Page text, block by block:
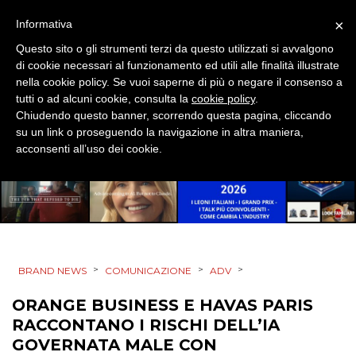
MOBILE
PROMOZIONI
PRODOTTI
PUNTI VENDITA
CSR
CINEMA
BRAND NEWS > COMUNICAZIONE > ADV >
ORANGE BUSINESS E HAVAS PARIS
RACCONTANO I RISCHI DELL’IA
GOVERNATA MALE CON
×
Informativa
Questo sito o gli strumenti terzi da questo utilizzati si avvalgono
di cookie necessari al funzionamento ed utili alle finalità illustrate
nella cookie policy. Se vuoi saperne di più o negare il consenso a
tutti o ad alcuni cookie, consulta la cookie policy.
Chiudendo questo banner, scorrendo questa pagina, cliccando
su un link o proseguendo la navigazione in altra maniera,
acconsenti all’uso dei cookie.